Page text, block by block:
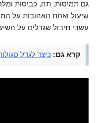
גם תמיסות, תה, כביסות
שיעול ואחת האהובות על
עשבי תיבול שגדלים על
קרא גם: כיצד לגדל